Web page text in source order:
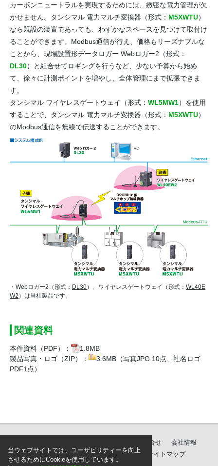
当ウェブサイトでは、ユーザビリティーを向上
させるためにCookieを使用しています。
カーボンニュートラルを実現するためには、緻密な電力管理が欠
かせません。タンシマル 電力マルチ変換器（形式： M5XWTU）
なら既設の装置であっても、わずかなスペースを見つけて取付け
ることができます。Modbus通信が行え、価格もリーズナブルな
ことから、現場設置形データロガー Webロガー2（形式：
DL30）と組合せてロギングを行うなど、少ない予算から始め
て、徐々に計測ポイントを増やし、全体管理にまで拡張できま
す。
タンシマル ワイヤレスゲートウェイ（形式： WL5MW1）を使用
することで、タンシマル 電力マルチ変換器（形式： M5XWTU）
のModbus通信を無線で伝送することができます。
・Webロガー2（形式： DL30）、ワイヤレスゲートウェイ（形式： WL40E
W2 ）は当社製品です。
関連資料
本件資料（PDF）：
1.8MB
製品写真・ロゴ（ZIP）：
3.6MB （写真JPG 10点、社名ロゴ
PDF1点）
サポート・お問合せ
会社情報
個人情報保護方針
ご注文に際して サイトマップ